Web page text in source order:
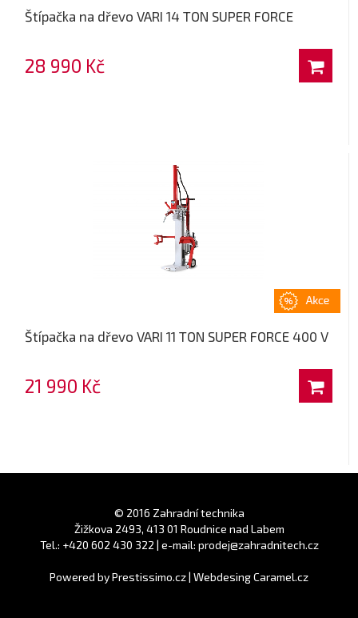
Štípačka na dřevo VARI 14 TON SUPER FORCE
28 990 Kč
Štípačka na dřevo VARI 11 TON SUPER FORCE 400 V
21 990 Kč
© 2016 Zahradní technika
Žižkova 2493, 413 01 Roudnice nad Labem
Tel.: +420 602 430 322 | e-mail: prodej@zahradnitech.cz
Powered byPrestissimo.cz| Webdesing Caramel.cz